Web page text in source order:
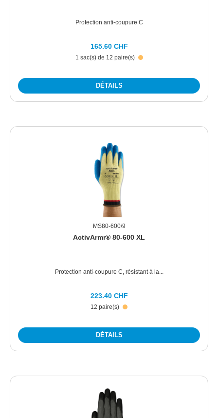
Protection anti-coupure C
1 sac(s) de 12 paire(s)
165.60 CHF
DÉTAILS
MS80-600/9
ActivArmr® 80-600 XL
Protection anti-coupure C, résistant à la...
12 paire(s)
223.40 CHF
DÉTAILS